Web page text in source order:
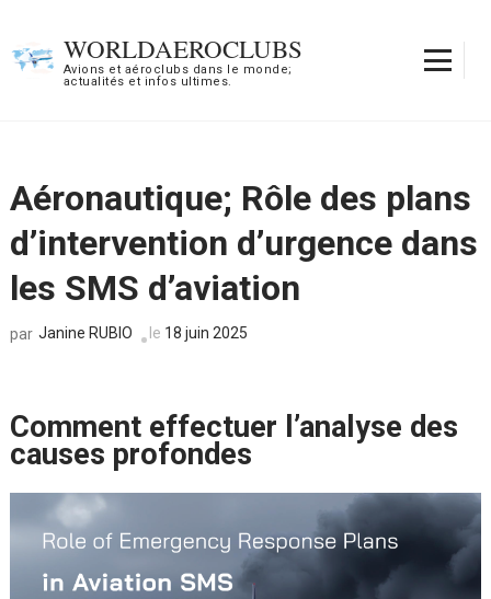
contenu
WORLDAEROCLUBS
Avions et aéroclubs dans le monde;
actualités et infos ultimes.
Aéronautique; Rôle des plans
d’intervention d’urgence dans
les SMS d’aviation
par Janine RUBIO le 18 juin 2025
Comment effectuer l’analyse des
causes profondes